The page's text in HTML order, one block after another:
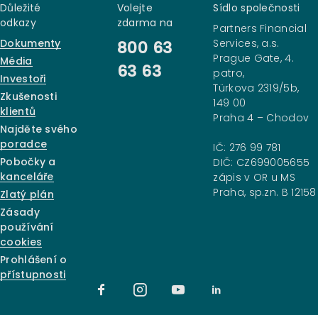
Důležité
odkazy
Dokumenty
Média
Investoři
Zkušenosti
klientů
Najděte svého
poradce
Pobočky a
kanceláře
Zlatý plán
Zásady
používání
cookies
Prohlášení o
přístupnosti
Volejte
zdarma na
800 63
63 63
Sídlo společnosti
Partners Financial
Services, a.s.
Prague Gate, 4.
patro,
Türkova 2319/5b,
149 00
Praha 4 – Chodov
IČ: 276 99 781
DIČ: CZ699005655
zápis v OR u MS
Praha, sp.zn. B 12158